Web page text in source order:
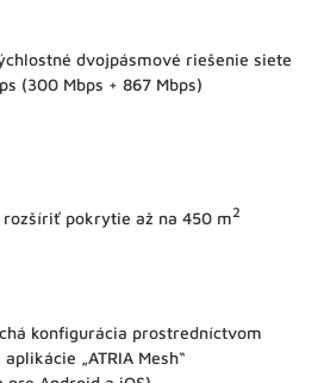
dvojpásmové riešenie siete
(300 Mbps + 867 Mbps)
rozšíriť pokrytie až na 450 m2
konfigurácia prostredníctvom
„ATRIA Mesh“